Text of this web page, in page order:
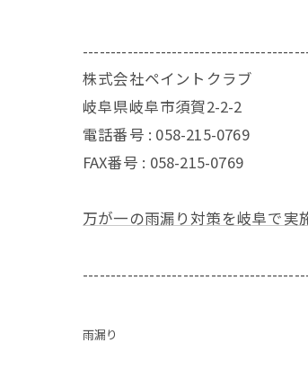
株式会社ペイントクラブ
岐阜県岐阜市須賀2-2-2
電話番号 : 058-215-0769
FAX番号 : 058-215-0769
万が一の雨漏り対策を岐阜で実
雨漏り